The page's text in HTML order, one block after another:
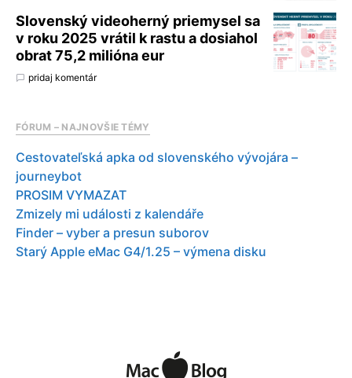
Slovenský videoherný priemysel sa
v roku 2025 vrátil k rastu a dosiahol
obrat 75,2 milióna eur
pridaj komentár
FÓRUM – NAJNOVŠIE TÉMY
Cestovateľská apka od slovenského vývojára –
journeybot
PROSIM VYMAZAT
Zmizely mi události z kalendáře
Finder – vyber a presun suborov
Starý Apple eMac G4/1.25 – výmena disku